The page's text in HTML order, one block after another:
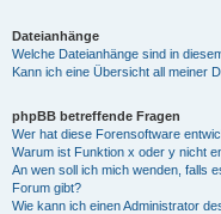
Dateianhänge
Welche Dateianhänge sind in
Kann ich eine Übersicht all meiner
phpBB betreffende Fragen
Wer hat diese Forensoftware
Warum ist Funktion x oder y nicht
An wen soll ich mich wenden, falls
Forum gibt?
Wie kann ich einen Administrator